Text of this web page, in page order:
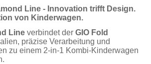
Line - Innovation trifft Design.
von Kinderwagen.
Line verbindet der GIO Fold
präzise Verarbeitung und
zu einem 2-in-1 Kombi-Kinderwagen